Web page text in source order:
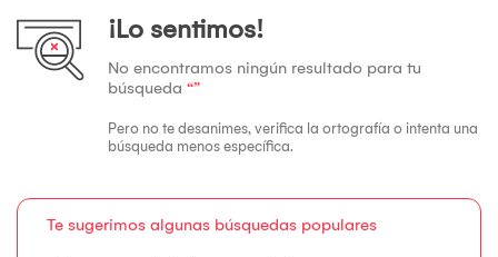
¡Lo sentimos!
No encontramos ningún resultado para tu
búsqueda “”
Pero no te desanimes, verifica la ortografía o intenta una
búsqueda menos específica.
Te sugerimos algunas búsquedas populares